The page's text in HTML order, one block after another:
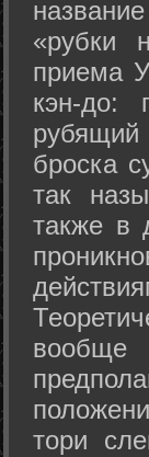
«рубки
приема
кэн-до:
броска
так
также в
вообще
тори